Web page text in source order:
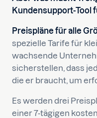
Kundensupport-Tool
Preispläne für alle
spezielle Tarife für
wachsende
sicherstellen, dass
die er braucht, um
Es werden drei
einer 7-tägigen